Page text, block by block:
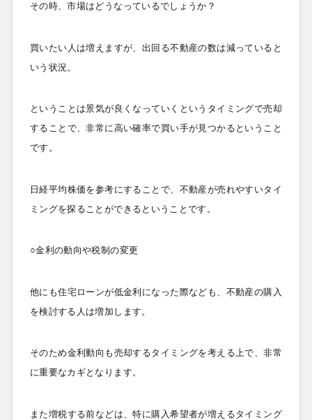
その時、市場はどうなっているでしょうか？
買いたい人は増えますが、出回る不動産の数は減っていると
いう状況。
ということは景気が良くなっていくというタイミングで売却
することで、非常に高い確率で買い手が見つかるということ
です。
日経平均株価を参考にすることで、不動産が売れやすいタイ
ミングを探ることができるということです。
○金利の動向や税制の変更
他にも住宅ローンが低金利になった際なども、不動産の購入
を検討する人は増加します。
そのため金利動向も売却するタイミングを考える上で、非常
に重要なカギとなります。
また増税する前などは、特に購入希望者が増えるタイミング